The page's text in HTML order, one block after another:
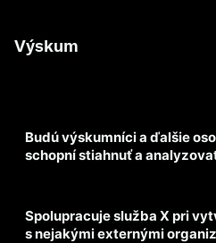
Výskum
Budú výskumníci a ďalšie
schopní stiahnuť a
Spolupracuje služba X pri
s nejakými externými